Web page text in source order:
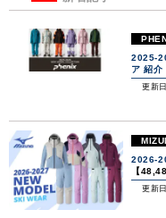
2025-
ア 紹介
更新
2026-
【
更新